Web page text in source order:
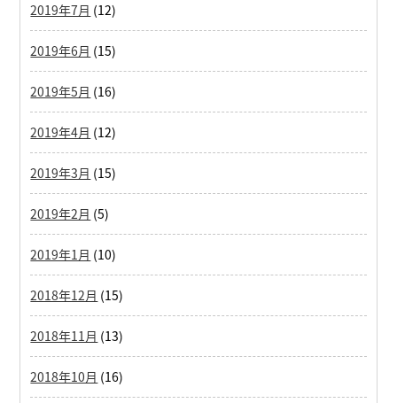
2019年7月 (12)
2019年6月 (15)
2019年5月 (16)
2019年4月 (12)
2019年3月 (15)
2019年2月 (5)
2019年1月 (10)
2018年12月 (15)
2018年11月 (13)
2018年10月 (16)